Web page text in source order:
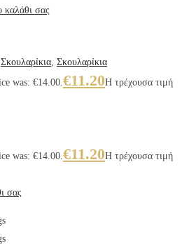
σας
Σκουλαρίκια, Σκουλαρίκια
was: €14.00.€11.20Η τρέχουσα τιμή
was: €14.00.€11.20Η τρέχουσα τιμή
σας